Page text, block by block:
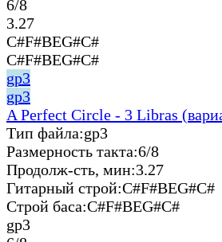
6/8
3.27
C#F#BEG#C#
C#F#BEG#C#
gp3
gp3
A Perfect Circle - 3 Libras
Тип файла:gp3
Размерность такта:6/8
Продолж-сть, мин:3.27
Гитарный строй:C#F#BEG#C#
Строй баса:C#F#BEG#C#
gp3